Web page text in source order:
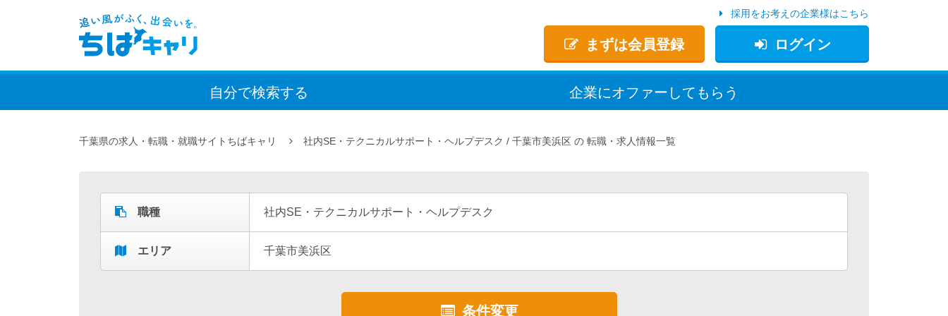
まずは会員登録 ログイン
採用をお考えの企業様はこちら
自分で検索する 企業にオファー してもらう
千葉県の求人・転職・就職サイトちばキャリ 社内SE・テクニカルサポート・ヘルプデスク 千葉市美浜区 転職・求人情報一覧
職種 社内SE・テクニカルサポート・ヘルプデスク
エリア 千葉市美浜区
条件変更